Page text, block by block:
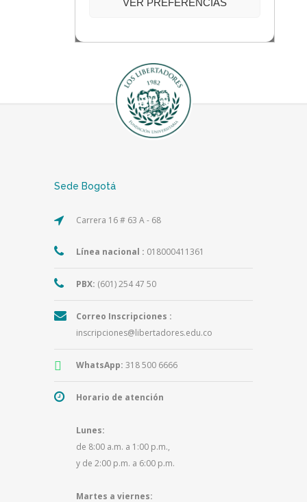
Sede Bogotá
Carrera 16 # 63 A - 68
Línea nacional : 018000411361
PBX: (601) 254 47 50
Correo Inscripciones :
inscripciones@libertadores.edu.co
WhatsApp: 318 500 6666
Horario de atención
Lunes:
de 8:00 a.m. a 1:00 p.m.,
y de 2:00 p.m. a 6:00 p.m.
Martes a viernes: